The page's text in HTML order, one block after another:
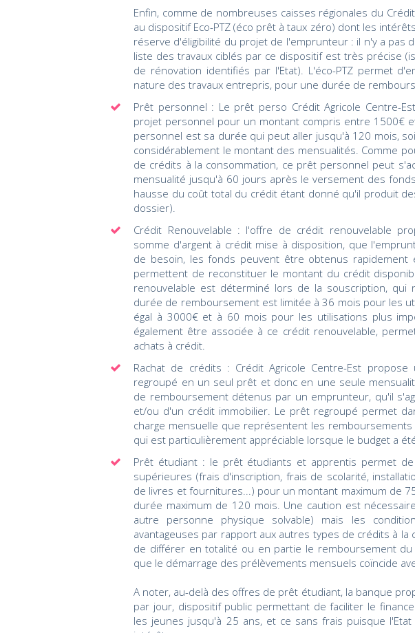
Enfin, comme de nombreuses caisses régionales du
au dispositif Eco-PTZ (éco prêt à taux zéro) dont les
réserve d'éligibilité du projet de l'emprunteur : il n'y a pas
liste des travaux ciblés par ce dispositif est très précise
de rénovation identifiés par l'Etat). L'éco-PTZ permet
nature des travaux entrepris, pour une durée de
Prêt personnel : Le prêt perso Crédit Agricole Centre-
projet personnel pour un montant compris entre 1500€
personnel est sa durée qui peut aller jusqu'à 120 mois,
considérablement le montant des mensualités. Comme
de crédits à la consommation, ce prêt personnel peut
mensualité jusqu'à 60 jours après le versement des
hausse du coût total du crédit étant donné qu'il produit
dossier).
Crédit Renouvelable : l'offre de crédit renouvelable
somme d'argent à crédit mise à disposition, que
de besoin, les fonds peuvent être obtenus rapidement
permettent de reconstituer le montant du crédit
renouvelable est déterminé lors de la souscription, qui
durée de remboursement est limitée à 36 mois pour les
égal à 3000€ et à 60 mois pour les utilisations plus
également être associée à ce crédit renouvelable,
achats à crédit.
Rachat de crédits : Crédit Agricole Centre-Est propose
regroupé en un seul prêt et donc en une seule
de remboursement détenus par un emprunteur, qu'il
et/ou d'un crédit immobilier. Le prêt regroupé permet
charge mensuelle que représentent les
qui est particulièrement appréciable lorsque le budget a
Prêt étudiant : le prêt étudiants et apprentis permet
supérieures (frais d'inscription, frais de scolarité,
de livres et fournitures...) pour un montant maximum de
durée maximum de 120 mois. Une caution est
autre personne physique solvable) mais les
avantageuses par rapport aux autres types de crédits à la
de différer en totalité ou en partie le remboursement
que le démarrage des prélèvements mensuels coïncide
A noter, au-delà des offres de prêt étudiant, la banque
par jour, dispositif public permettant de faciliter le
les jeunes jusqu'à 25 ans, et ce sans frais puisque